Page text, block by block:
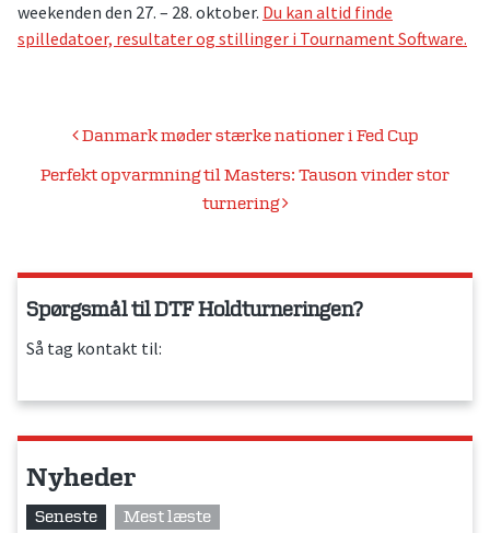
weekenden den 27. – 28. oktober. Du kan altid finde
spilledatoer, resultater og stillinger i Tournament Software.
Indlægsnavigation
Danmark møder stærke nationer i Fed Cup
Perfekt opvarmning til Masters: Tauson vinder stor
turnering
Spørgsmål til DTF Holdturneringen?
Så tag kontakt til:
Nyheder
Seneste Mest læste